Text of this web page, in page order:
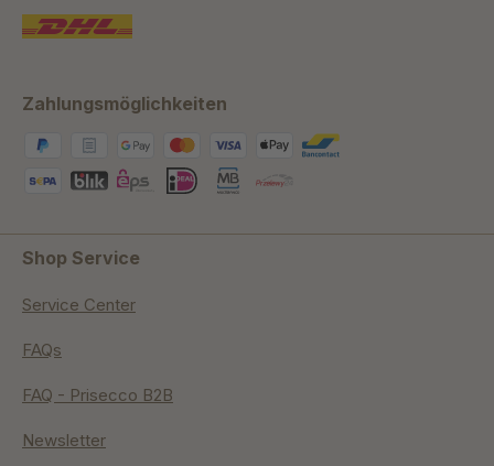
Zahlungsmöglichkeiten
Shop Service
Service Center
FAQs
FAQ - Prisecco B2B
Newsletter